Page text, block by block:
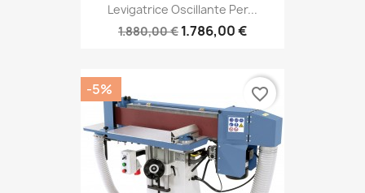
Levigatrice Oscillante Per...
1.880,00 € 1.786,00 €
-5% favorite_border